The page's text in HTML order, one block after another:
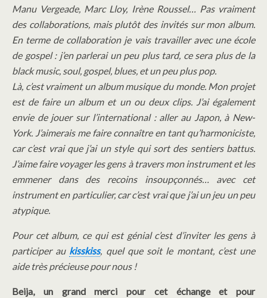
Manu Vergeade, Marc Lloy, Irène Roussel… Pas vraiment
des collaborations, mais plutôt des invités sur mon album.
En terme de collaboration je vais travailler avec une école
de gospel : j’en parlerai un peu plus tard, ce sera plus de la
black music, soul, gospel, blues, et un peu plus pop.
Là, c’est vraiment un album musique du monde. Mon projet
est de faire un album et un ou deux clips. J’ai également
envie de jouer sur l’international : aller au Japon, à New-
York. J’aimerais me faire connaître en tant qu’harmoniciste,
car c’est vrai que j’ai un style qui sort des sentiers battus.
J’aime faire voyager les gens à travers mon instrument et les
emmener dans des recoins insoupçonnés… avec cet
instrument en particulier, car c’est vrai que j’ai un jeu un peu
atypique.
Pour cet album, ce qui est génial c’est d’inviter les gens à
participer au kisskiss, quel que soit le montant, c’est une
aide très précieuse pour nous !
Beija, un grand merci pour cet échange et pour